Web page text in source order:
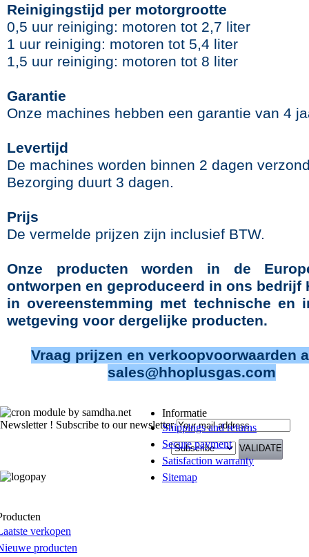
Reinigingstijd per motorgrootte
0,5 uur reiniging: motoren tot 2,7 liter
1 uur reiniging: motoren tot 5,4 liter
1,5 uur reiniging: motoren tot 8 liter
Garantie
Onze machines hebben een garantie van 4
Levertijd
De machines worden binnen 2 dagen
Bezorging duurt 3 dagen.
Prijs
De vermelde prijzen zijn inclusief BTW.
Onze producten worden in de
ontworpen en geproduceerd in ons bedrijf
in overeenstemming met technische en
wetgeving voor dergelijke producten.
Vraag prijzen en verkoopvoorwaarden
sales@hhoplusgas.com
Newsletter ! Subscribe to our newsletter
Informatie
Shippings and returns
Secure payment
Satisfaction warranty
Sitemap
verkopen
producten